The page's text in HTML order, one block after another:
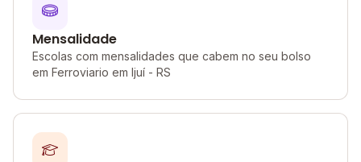
Mensalidade
Escolas com mensalidades que cabem no seu bolso
em Ferroviario em Ijuí - RS